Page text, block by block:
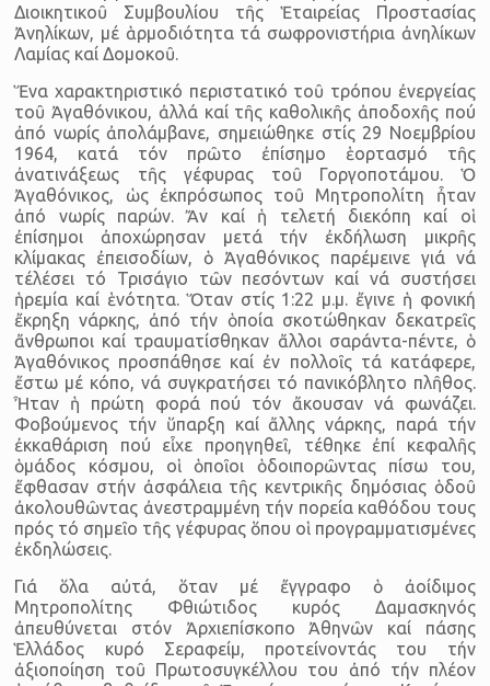
Διοικητικοῦ Συμβουλί­ου τῆς Ἑταιρείας Προστασίας
Ἀνηλίκων, μέ ἁρμοδιότητα τά σωφρο­νιστήρια ἀνηλίκων
Λαμίας καί Δομοκοῦ.
Ἕνα χαρακτηριστικό περιστατικό τοῦ τρόπου ἐνεργείας
τοῦ Ἀ­γαθόνικου, ἀλλά καί τῆς καθολικῆς ἀποδοχῆς πού
ἀπό νωρίς ἀπο­λάμβανε, σημειώθηκε στίς 29 Νοεμβρίου
1964, κατά τόν πρῶτο ἐπί­σημο ἑορτασμό τῆς
ἀνατινάξεως τῆς γέφυρας τοῦ Γοργοποτάμου. Ὁ
Ἀγαθόνικος, ὡς ἐκπρόσωπος τοῦ Μητροπολίτη ἦταν
ἀπό νωρίς πα­ρών. Ἄν καί ἡ τελετή διεκόπη καί οἱ
ἐπίσημοι ἀποχώρησαν μετά τήν ἐκδήλωση μικρῆς
κλίμακας ἐπεισοδίων, ὁ Ἀγαθόνικος παρέμεινε γιά νά
τέλέσει τό Τρισάγιο τῶν πεσόντων καί νά συστήσει
ἡρεμία καί ἑνότητα. Ὅταν στίς 1:22 μ.μ. ἔγινε ἡ φονική
ἔκρηξη νάρκης, ἀπό τήν ὁποία σκοτώθηκαν δεκατρεῖς
ἄνθρωποι καί τραυματίσθηκαν ἄλλοι σαράντα-πέντε, ὁ
Ἀγαθόνικος προσπάθησε καί ἐν πολλοῖς τά κατάφερε,
ἔστω μέ κόπο, νά συγκρατήσει τό πανικόβλητο πλῆθος.
Ἦταν ἡ πρώτη φορά πού τόν ἄκουσαν νά φωνάζει.
Φοβούμενος τήν ὕπαρξη καί ἄλλης νάρκης, παρά τήν
ἐκκαθάριση πού εἶχε προηγη­θεῖ, τέθηκε ἐπί κεφαλῆς
ὁμάδος κόσμου, οἱ ὁποῖοι ὁδοιπορῶντας πί­σω του,
ἔφθασαν στήν ἀσφάλεια τῆς κεντρικῆς δημόσιας ὁδοῦ
ἀκο­λουθῶντας ἀνεστραμμένη τήν πορεία καθόδου τους
πρός τό σημεῖο τῆς γέφυρας ὅπου οἱ προγραμματισμένες
ἐκδηλώσεις.
Γιά ὅλα αὐτά, ὅταν μέ ἔγγραφο ὁ ἀοίδιμος
Μητροπολίτης Φθι­ώτιδος κυρός Δαμασκηνός
ἀπευθύνεται στόν Ἀρχιεπίσκοπο Ἀθηνῶν καί πάσης
Ἑλλάδος κυρό Σεραφείμ, προτείνοντάς του τήν
ἀξιοποίη­ση τοῦ Πρωτοσυγκέλλου του ἀπό τήν πλέον